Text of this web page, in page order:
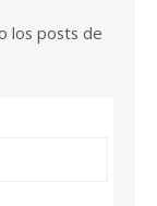
los posts de